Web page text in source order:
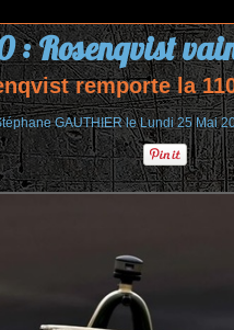
: Rosenqvist
remporte la
GAUTHIERle Lundi 25 Mai